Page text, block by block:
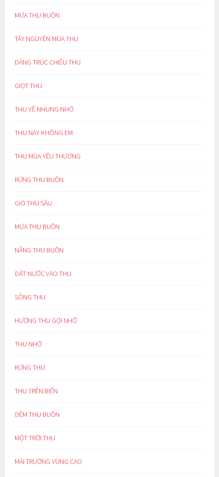
MƯA THU BUỒN
TÂY NGUYÊN MÙA THU
DÁNG TRÚC CHIỀU THU
GIỌT THU
THU VỀ NHUNG NHỚ
THU NÀY KHÔNG EM
THU MÙA YÊU THƯƠNG
RỪNG THU BUỒN
GIÓ THU SẦU
MƯA THU BUỒN
NẮNG THU BUỒN
ĐẤT NƯỚC VÀO THU
SÔNG THU
HƯƠNG THU GỢI NHỚ
THU NHỚ
RỪNG THU
THU TRÊN BIỂN
ĐÊM THU BUỒN
MỘT TRỜI THU
MÁI TRƯỜNG VÙNG CAO